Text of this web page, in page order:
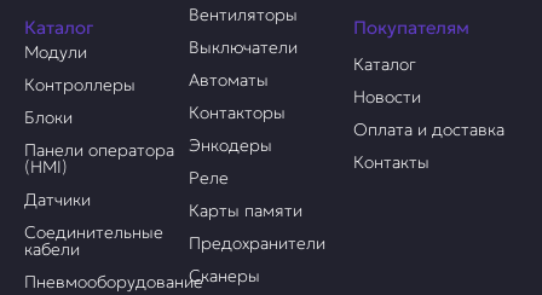
Каталог
Модули
Контроллеры
Блоки
Панели оператора
(HMI)
Датчики
Соединительные
кабели
Пневмооборудование
Вентиляторы
Выключатели
Автоматы
Контакторы
Энкодеры
Реле
Карты памяти
Предохранители
Сканеры
Покупателям
Каталог
Новости
Оплата и доставка
Контакты